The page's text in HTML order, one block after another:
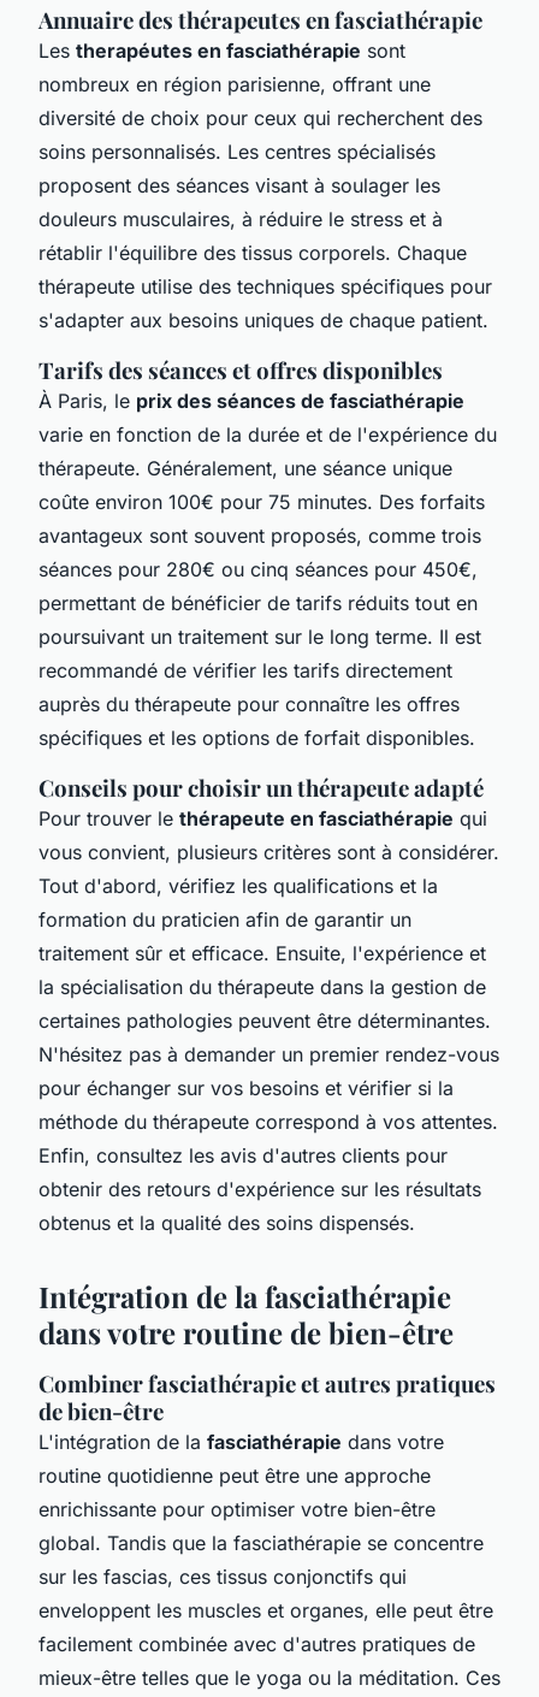
Annuaire des thérapeutes en fasciathérapie
Les therapéutes en fasciathérapie sont
nombreux en région parisienne, offrant une
diversité de choix pour ceux qui recherchent des
soins personnalisés. Les centres spécialisés
proposent des séances visant à soulager les
douleurs musculaires, à réduire le stress et à
rétablir l'équilibre des tissus corporels. Chaque
thérapeute utilise des techniques spécifiques pour
s'adapter aux besoins uniques de chaque patient.
Tarifs des séances et offres disponibles
À Paris, le prix des séances de fasciathérapie
varie en fonction de la durée et de l'expérience du
thérapeute. Généralement, une séance unique
coûte environ 100€ pour 75 minutes. Des forfaits
avantageux sont souvent proposés, comme trois
séances pour 280€ ou cinq séances pour 450€,
permettant de bénéficier de tarifs réduits tout en
poursuivant un traitement sur le long terme. Il est
recommandé de vérifier les tarifs directement
auprès du thérapeute pour connaître les offres
spécifiques et les options de forfait disponibles.
Conseils pour choisir un thérapeute adapté
Pour trouver le thérapeute en fasciathérapie qui
vous convient, plusieurs critères sont à considérer.
Tout d'abord, vérifiez les qualifications et la
formation du praticien afin de garantir un
traitement sûr et efficace. Ensuite, l'expérience et
la spécialisation du thérapeute dans la gestion de
certaines pathologies peuvent être déterminantes.
N'hésitez pas à demander un premier rendez-vous
pour échanger sur vos besoins et vérifier si la
méthode du thérapeute correspond à vos attentes.
Enfin, consultez les avis d'autres clients pour
obtenir des retours d'expérience sur les résultats
obtenus et la qualité des soins dispensés.
Intégration de la fasciathérapie
dans votre routine de bien-être
Combiner fasciathérapie et autres pratiques
de bien-être
L'intégration de la fasciathérapie dans votre
routine quotidienne peut être une approche
enrichissante pour optimiser votre bien-être
global. Tandis que la fasciathérapie se concentre
sur les fascias, ces tissus conjonctifs qui
enveloppent les muscles et organes, elle peut être
facilement combinée avec d'autres pratiques de
mieux-être telles que le yoga ou la méditation. Ces